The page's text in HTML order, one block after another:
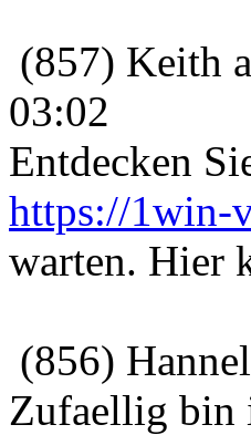
(857) Keith
03:02
Entdecken
https://1win-
warten. Hier
(856)
Zufaellig bin